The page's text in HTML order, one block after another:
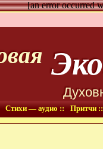
[an error occurred
Стихи — аудио :: Притчи ::